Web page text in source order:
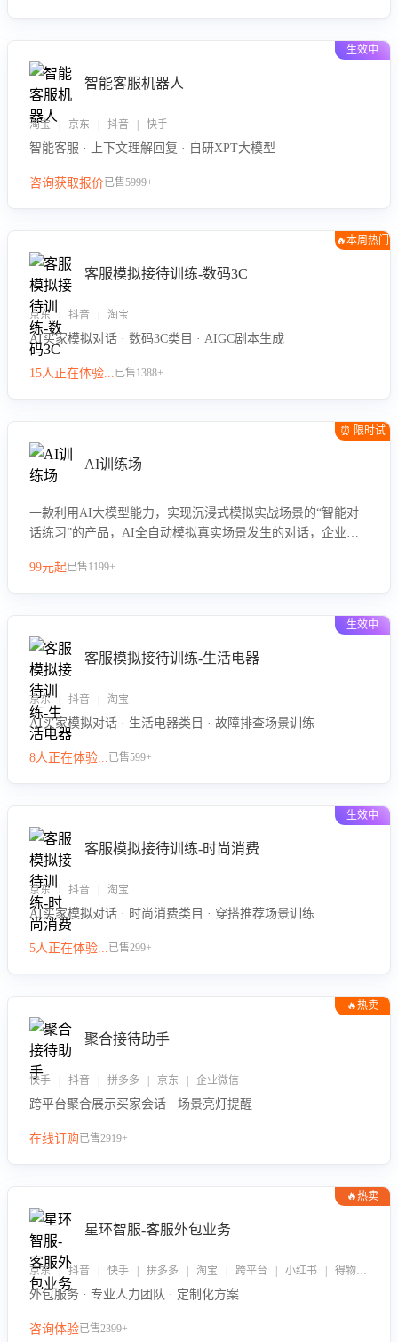
生效中
智能客服机器人
淘宝 | 京东 | 抖音 | 快手
智能客服 · 上下文理解回复 · 自研XPT大模型
咨询获取报价已售5999+
🔥本周热门
客服模拟接待训练-数码3C
京东 | 抖音 | 淘宝
AI买家模拟对话 · 数码3C类目 · AIGC剧本生成
15人正在体验...已售1388+
⏰ 限时试
AI训练场
一款利用AI大模型能力，实现沉浸式模拟实战场景的“智能对
话练习”的产品，AI全自动模拟真实场景发生的对话，企业可
力。
99元起已售1199+
生效中
客服模拟接待训练-生活电器
京东 | 抖音 | 淘宝
AI买家模拟对话 · 生活电器类目 · 故障排查场景训练
8人正在体验...已售599+
生效中
客服模拟接待训练-时尚消费
京东 | 抖音 | 淘宝
AI买家模拟对话 · 时尚消费类目 · 穿搭推荐场景训练
5人正在体验...已售299+
🔥热卖
聚合接待助手
快手 | 抖音 | 拼多多 | 京东 | 企业微信
跨平台聚合展示买家会话 · 场景亮灯提醒
在线订购已售2919+
🔥热卖
星环智服-客服外包业务
京东 | 抖音 | 快手 | 拼多多 | 淘宝 | 跨平台 | 小红书 | 得物 | 企业微信
外包服务 · 专业人力团队 · 定制化方案
咨询体验已售2399+